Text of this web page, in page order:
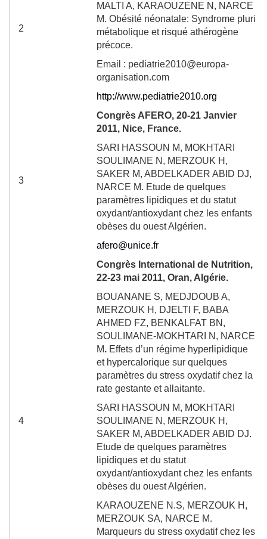
2
MALTI A, KARAOUZENE N, NARCE
M. Obésité néonatale: Syndrome pluri
métabolique et risqué athérogène
précoce.
Email : pediatrie2010@europa-
organisation.com
http://www.pediatrie2010.org
3
Congrès AFERO, 20-21 Janvier
2011, Nice, France.
SARI HASSOUN M, MOKHTARI
SOULIMANE N, MERZOUK H,
SAKER M, ABDELKADER ABID DJ,
NARCE M. Etude de quelques
paramètres lipidiques et du statut
oxydant/antioxydant chez les enfants
obèses du ouest Algérien.
afero@unice.fr
4
Congrès International de Nutrition,
22-23 mai 2011, Oran, Algérie.
BOUANANE S, MEDJDOUB A,
MERZOUK H, DJELTI F, BABA
AHMED FZ, BENKALFAT BN,
SOULIMANE-MOKHTARI N, NARCE
M. Effets d’un régime hyperlipidique
et hypercalorique sur quelques
paramètres du stress oxydatif chez la
rate gestante et allaitante.
SARI HASSOUN M, MOKHTARI
SOULIMANE N, MERZOUK H,
SAKER M, ABDELKADER ABID DJ.
Etude de quelques paramètres
lipidiques et du statut
oxydant/antioxydant chez les enfants
obèses du ouest Algérien.
KARAOUZENE N.S, MERZOUK H,
MERZOUK SA, NARCE M.
Marqueurs du stress oxydatif chez les